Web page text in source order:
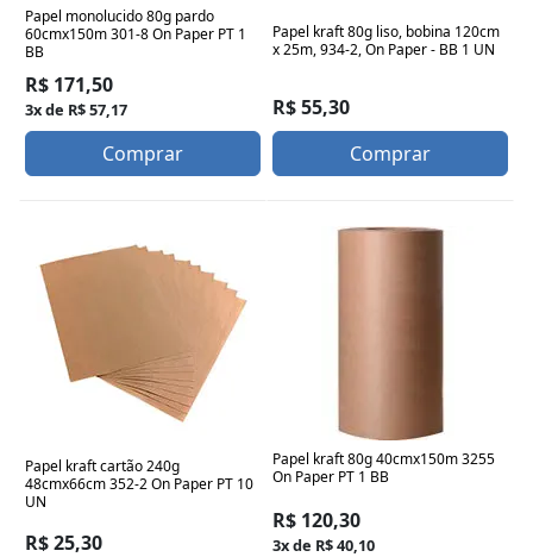
Papel monolucido 80g pardo
60cmx150m 301-8 On Paper PT 1
BB
R$ 171,50
3x de R$ 57,17
Comprar
Papel kraft 80g liso, bobina 120cm
x 25m, 934-2, On Paper - BB 1 UN
R$ 55,30
Comprar
Papel kraft cartão 240g
48cmx66cm 352-2 On Paper PT 10
UN
R$ 25,30
Papel kraft 80g 40cmx150m 3255
On Paper PT 1 BB
R$ 120,30
3x de R$ 40,10